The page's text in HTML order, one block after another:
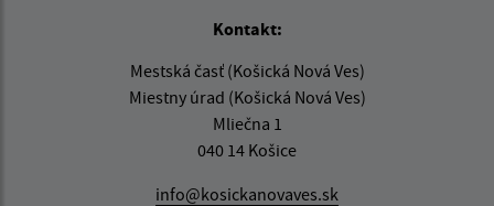
Kontakt:
Mestská časť (Košická Nová Ves)
Miestny úrad (Košická Nová Ves)
Mliečna 1
040 14 Košice
info@kosickanovaves.sk